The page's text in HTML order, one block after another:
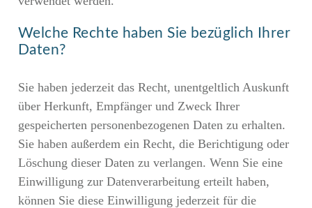
Welche Rechte haben Sie bezüglich Ihrer
Daten?
Sie haben jederzeit das Recht, unentgeltlich Auskunft
über Herkunft, Empfänger und Zweck Ihrer
gespeicherten personenbezogenen Daten zu erhalten.
Sie haben außerdem ein Recht, die Berichtigung oder
Löschung dieser Daten zu verlangen. Wenn Sie eine
Einwilligung zur Datenverarbeitung erteilt haben,
können Sie diese Einwilligung jederzeit für die